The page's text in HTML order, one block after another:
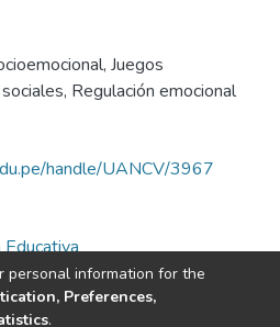
, Juegos
, Regulación emocional
handle/UANCV/3967
Educativa
personal information for the
Preferences,
.